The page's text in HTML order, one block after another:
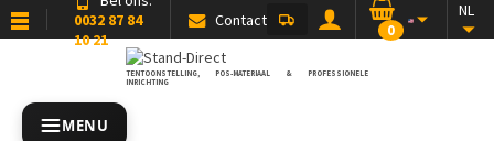
0032 87 84
10 21
Contact NL
0
TENTOONSTELLING, POS-MATERIAAL & PROFESSIONELE
INRICHTING
MENU